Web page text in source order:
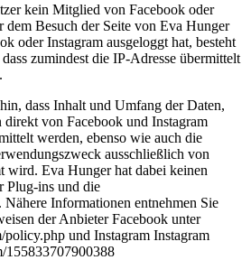
kein Mitglied von Facebook oder
dem Besuch der Seite von Eva Hunger
oder Instagram ausgeloggt hat, besteht
zumindest die IP-Adresse übermittelt
dass Inhalt und Umfang der Daten,
direkt von Facebook und Instagram
werden, ebenso wie auch die
ausschließlich von
wird. Eva Hunger hat dabei keinen
Plug-ins und die
Informationen entnehmen Sie
der Anbieter Facebook unter
und Instagram Instagram
155833707900388